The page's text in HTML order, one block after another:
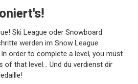
Ski League oder Snowboard
werden im Snow League
order to complete a level, you must
that level… Und du verdienst dir